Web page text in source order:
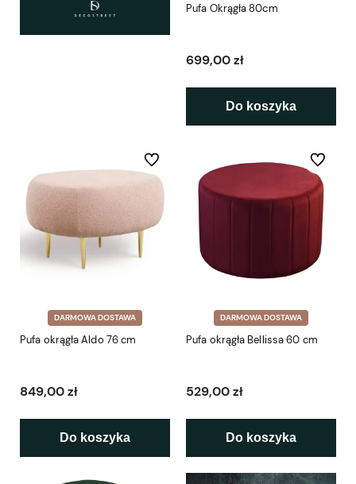
Pufa Okrągła 80cm
699,00 zł
Do koszyka
DARMOWA DOSTAWA
Pufa okrągła Aldo 76 cm
849,00 zł
Do koszyka
Do ulubionych
DARMOWA DOSTAWA
Pufa okrągła Bellissa 60 cm
529,00 zł
Do koszyka
Do